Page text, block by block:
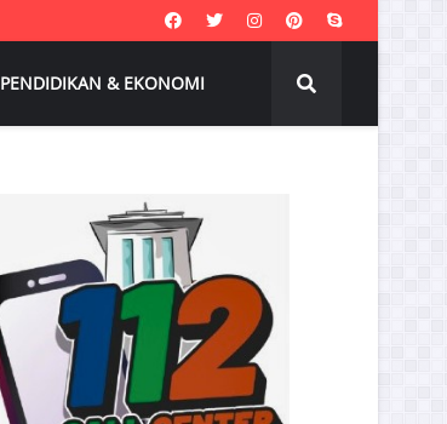
PENDIDIKAN & EKONOMI